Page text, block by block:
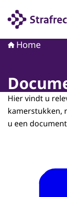
Home
Hier vindt u
kamerstukken,
u een